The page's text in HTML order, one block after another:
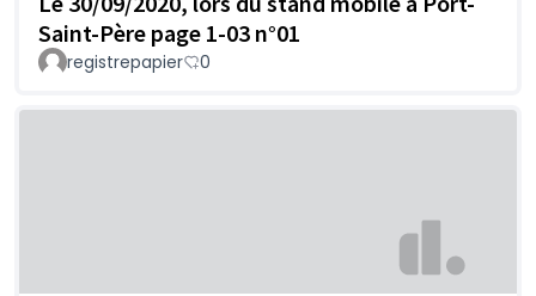
Saint-Père page 1-03 n°01
registrepapier 0